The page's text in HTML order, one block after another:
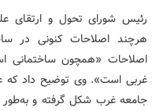
رئیس شورای تحول و ارتقای
هرچند اصلاحات کنونی در
اصلاحات «همچون ساختمانی
غربی است». وی توضیح داد که
جامعه غرب شکل گرفته و به‌طور